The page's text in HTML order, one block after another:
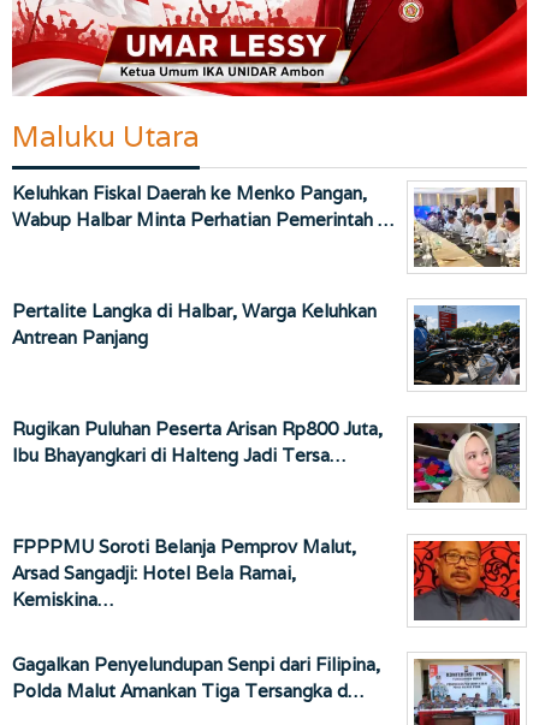
Maluku Utara
Keluhkan Fiskal Daerah ke Menko Pangan,
Wabup Halbar Minta Perhatian Pemerintah …
Pertalite Langka di Halbar, Warga Keluhkan
Antrean Panjang
Rugikan Puluhan Peserta Arisan Rp800 Juta,
Ibu Bhayangkari di Halteng Jadi Tersa…
FPPPMU Soroti Belanja Pemprov Malut,
Arsad Sangadji: Hotel Bela Ramai,
Kemiskina…
Gagalkan Penyelundupan Senpi dari Filipina,
Polda Malut Amankan Tiga Tersangka d…